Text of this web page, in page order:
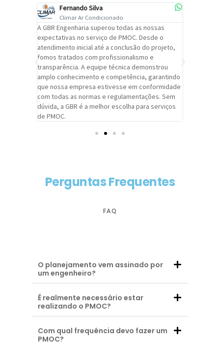
Fernando Silva
Climar Ar Condicionado
A GBR Engenharia superou todas as nossas
expectativas no serviço de PMOC. Desde o
atendimento inicial até a conclusão do projeto,
fomos tratados com profissionalismo e
transparência. A equipe técnica demonstrou
amplo conhecimento e competência, garantindo
que nossa empresa estivesse em conformidade
com todas as normas e regulamentações. Sem
dúvida, a GBR é a melhor escolha para serviços
de PMOC.
Perguntas Frequentes
FAQ
O planejamento vem assinado por
um engenheiro?
É realmente necessário estar
realizando o PMOC?
Com qual frequência devo fazer um
PMOC?